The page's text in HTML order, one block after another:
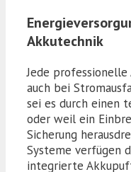
Akkutechnik
Jede professionelle
auch bei
sei es durch einen
oder weil ein
Sicherung
Systeme verfügen
integrierte